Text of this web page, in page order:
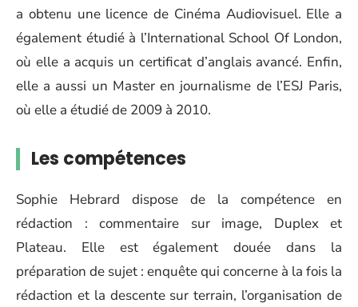
a obtenu une licence de Cinéma Audiovisuel. Elle a
également étudié à l’International School Of London,
où elle a acquis un certificat d’anglais avancé. Enfin,
elle a aussi un Master en journalisme de l’ESJ Paris,
où elle a étudié de 2009 à 2010.
Les compétences
Sophie Hebrard dispose de la compétence en
rédaction : commentaire sur image, Duplex et
Plateau. Elle est également douée dans la
préparation de sujet : enquête qui concerne à la fois la
rédaction et la descente sur terrain, l’organisation de